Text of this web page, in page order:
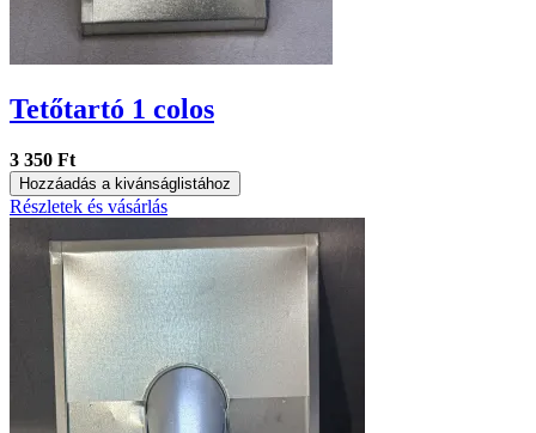
Tetőtartó 1 colos
3 350 Ft
Hozzáadás a kivánságlistához
Részletek és vásárlás